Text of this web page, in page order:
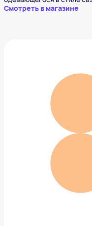
Смотреть в магазине